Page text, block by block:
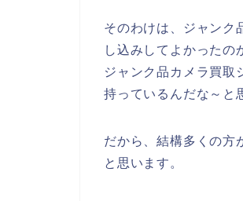
そのわけは、ジャンク
し込みしてよかったの
ジャンク品カメラ買取
持っているんだな～と
だから、結構多くの方
と思います。